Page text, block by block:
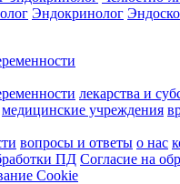
Эндокринолог
лекарства и
медицинские учреждения
вопросы и ответы о нас
ПД Согласие на
Cookie